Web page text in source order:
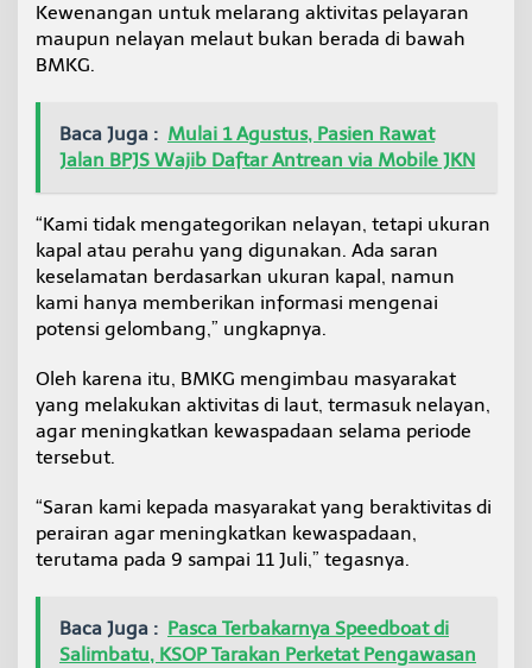
u
l
Kewenangan untuk melarang aktivitas pelayaran
maupun nelayan melaut bukan berada di bawah
BMKG.
Baca Juga : Mulai 1 Agustus, Pasien Rawat
Jalan BPJS Wajib Daftar Antrean via Mobile JKN
“Kami tidak mengategorikan nelayan, tetapi ukuran
kapal atau perahu yang digunakan. Ada saran
keselamatan berdasarkan ukuran kapal, namun
kami hanya memberikan informasi mengenai
potensi gelombang,” ungkapnya.
Oleh karena itu, BMKG mengimbau masyarakat
yang melakukan aktivitas di laut, termasuk nelayan,
agar meningkatkan kewaspadaan selama periode
tersebut.
“Saran kami kepada masyarakat yang beraktivitas di
perairan agar meningkatkan kewaspadaan,
terutama pada 9 sampai 11 Juli,” tegasnya.
Baca Juga : Pasca Terbakarnya Speedboat di
Salimbatu, KSOP Tarakan Perketat Pengawasan